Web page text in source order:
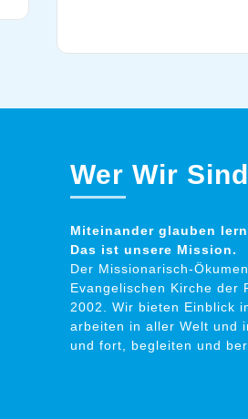
Wer Wir Sind
Miteinander glauben
Das ist unsere Mission.
Der Missionarisch-
Evangelischen Kirche der
2002. Wir bieten Einblick
arbeiten in aller Welt und
und fort, begleiten und